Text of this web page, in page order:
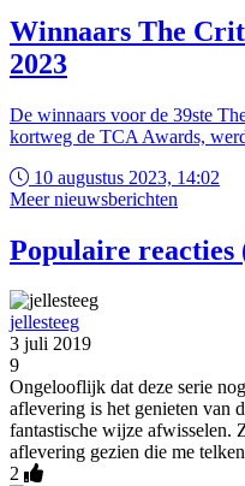
Winnaars The
2023
De winnaars voor de 39ste
kortweg de TCA Awards,
10 augustus 2023, 14:02
Meer nieuwsberichten
Populaire reacties
jellesteeg
3 juli 2019
9
Ongelooflijk dat deze serie
aflevering is het genieten van
fantastische wijze afwisselen.
aflevering gezien die me
2